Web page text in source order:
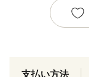
支払い方法